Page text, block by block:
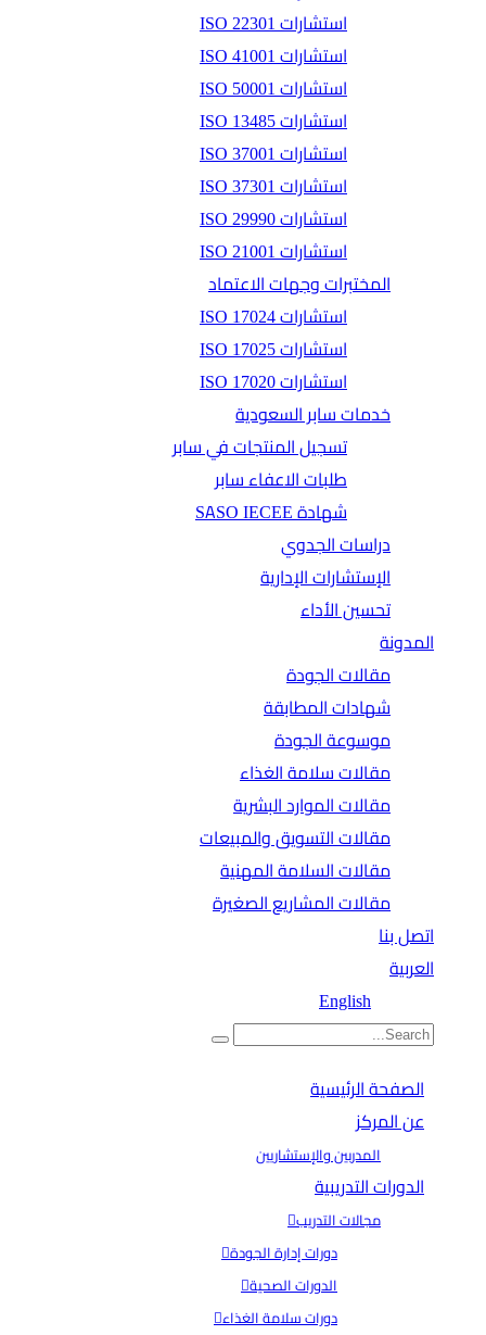
استشارات ISO 22301
استشارات ISO 41001
استشارات ISO 50001
استشارات ISO 13485
استشارات ISO 37001
استشارات ISO 37301
استشارات ISO 29990
استشارات ISO 21001
المختبرات وجهات الاعتماد
استشارات ISO 17024
استشارات ISO 17025
استشارات ISO 17020
خدمات سابر السعودية
تسجيل المنتجات في سابر
طلبات الاعفاء سابر
شهادة SASO IECEE
دراسات الجدوي
الإستشارات الإدارية
تحسين الأداء
المدونة
مقالات الجودة
شهادات المطابقة
موسوعة الجودة
مقالات سلامة الغذاء
مقالات الموارد البشرية
مقالات التسويق والمبيعات
مقالات السلامة المهنية
مقالات المشاريع الصغيرة
اتصل بنا
العربية
English
الصفحة الرئيسية
عن المركز
المدربين والإستشاريين
الدورات التدريبية
مجالات التدريب
دورات إدارة الجودة
الدورات الصحية
دورات سلامة الغذاء